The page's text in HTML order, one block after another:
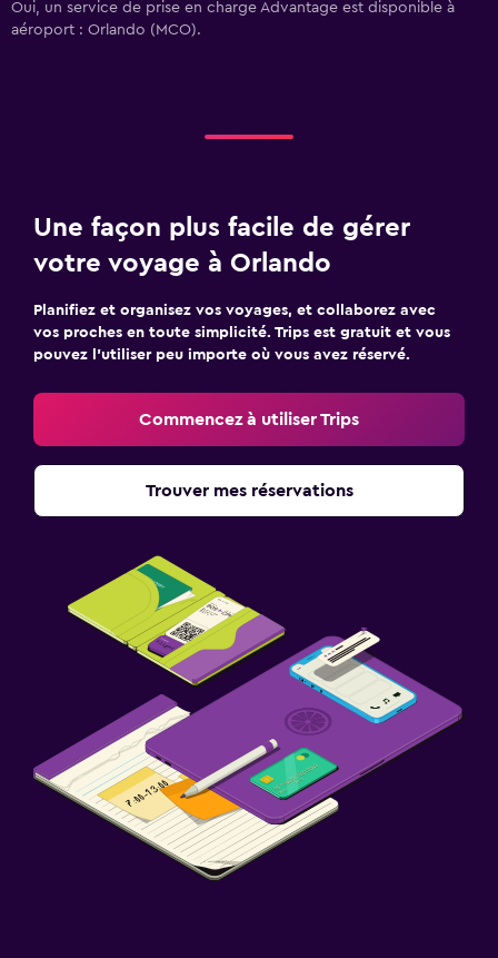
Oui, un service de prise en charge Advantage est disponible à
aéroport : Orlando (MCO).
Une façon plus facile de gérer
votre voyage à Orlando
Planifiez et organisez vos voyages, et collaborez avec
vos proches en toute simplicité. Trips est gratuit et vous
pouvez l’utiliser peu importe où vous avez réservé.
Commencez à utiliser Trips
Trouver mes réservations